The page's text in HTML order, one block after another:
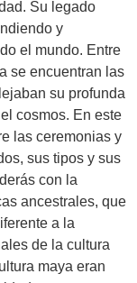
Su legado
y
el mundo. Entre
se encuentran las
su profunda
cosmos. En este
las ceremonias y
sus tipos y sus
con la
ancestrales, que
a la
de la cultura
maya eran